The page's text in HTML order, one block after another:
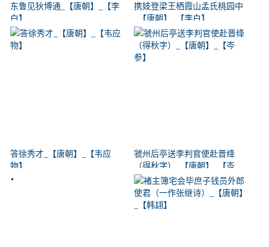
东鲁见狄博通_【唐朝】_【李
白】
携妓登梁王栖霞山孟氏桃园中
_【唐朝】_【李白】
答徐秀才_【唐朝】_【韦应
物】
虢州后亭送李判官使赴晋绛
（得秋字）_【唐朝】_【岑
参】